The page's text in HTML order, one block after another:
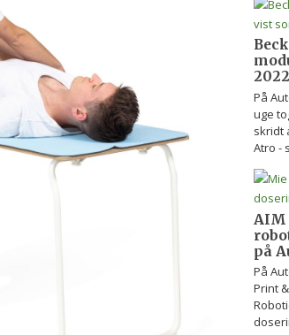
2022
På
uge
skridt
Atro -
AIM
på
På
Print